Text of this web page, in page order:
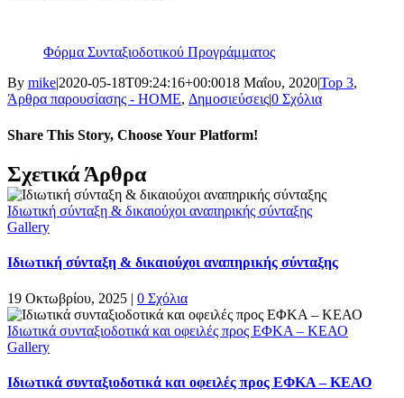
Φόρμα Συνταξιοδοτικού Προγράμματος
By mike|2020-05-18T09:24:16+00:0018 Μαΐου, 2020|Top 3,
Άρθρα παρουσίασης - HOME, Δημοσιεύσεις|0 Σχόλια
Share This Story, Choose Your Platform!
Facebook
X
Reddit
LinkedIn
Tumblr
Pinterest
Vk
Email
Σχετικά Άρθρα
Ιδιωτική σύνταξη & δικαιούχοι αναπηρικής σύνταξης
Gallery
Ιδιωτική σύνταξη & δικαιούχοι αναπηρικής σύνταξης
19 Οκτωβρίου, 2025 | 0 Σχόλια
Ιδιωτικά συνταξιοδοτικά και οφειλές προς ΕΦΚΑ – ΚΕΑΟ
Gallery
Ιδιωτικά συνταξιοδοτικά και οφειλές προς ΕΦΚΑ – ΚΕΑΟ